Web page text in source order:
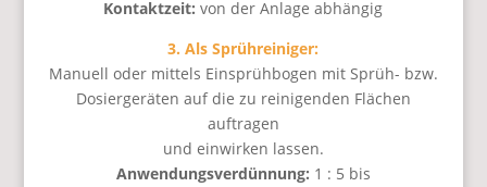
Kontaktzeit: von der Anlage abhängig
3. Als Sprühreiniger:
Manuell oder mittels Einsprühbogen mit Sprüh- bzw.
Dosiergeräten auf die zu reinigenden Flächen
auftragen
und einwirken lassen.
Anwendungsverdünnung: 1 : 5 bis